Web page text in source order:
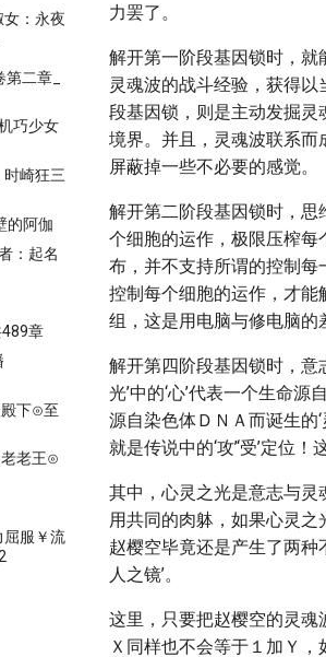
：永夜
二章_
巧少女
崎狂三
的阿伽
：起名
章
下⊙至
老王⊙
屈服￥流
力罢了。
解开第一阶段基因锁时，
灵魂波的战斗经验，获得
段基因锁，则是主动发掘灵
境界。并且，灵魂波联系
屏蔽掉一些不必要的感觉。
解开第二阶段基因锁时，
个细胞的运作，极限压榨
布，并不支持所谓的控制
控制每个细胞的运作，才
组，这是用电脑与修电脑的
解开第四阶段基因锁时，意
光’中的‘心’代表一个生命源
源自染色体ＤＮＡ而诞生的‘
就是传说中的‘攻’‘受’定位！
其中，心灵之光是意志与
用共同的肉躰，如果心灵
赵樱空毕竟还是产生了两种
人之镜’。
这里，只要把赵樱空的灵
Ｘ同样也不会等于１加Ｙ